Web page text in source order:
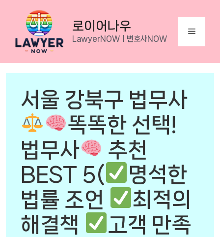
content
로이어나우
LawyerNOWㅣ변호사NOW
Menu
서울 강북구 법무사
똑똑한 선택!
법무사
추천
BEST 5(
명석한
법률 조언
최적의
해결책
고객 만족